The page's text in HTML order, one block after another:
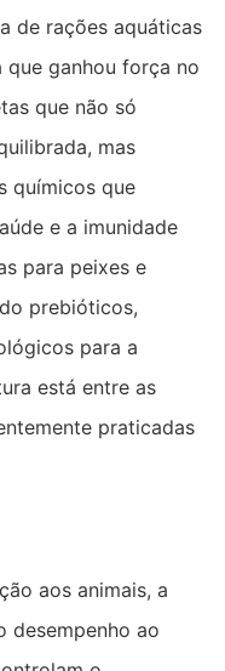
de rações aquáticas
ganhou força no
que não só
mas
químicos que
e a imunidade
para peixes e
prebióticos,
para a
está entre as
praticadas
aos animais, a
desempenho ao